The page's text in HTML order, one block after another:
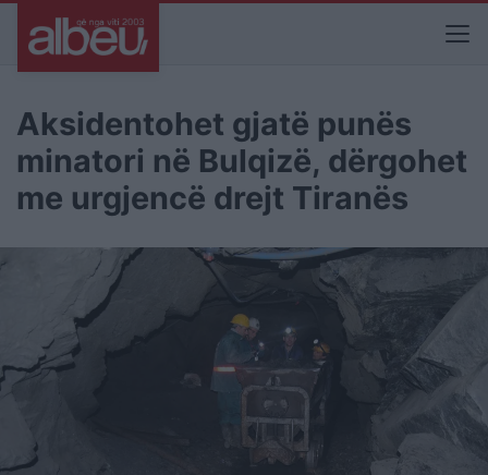
Aksidentohet gjatë punës
minatori në Bulqizë, dërgohet
me urgjencë drejt Tiranës